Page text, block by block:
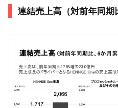
連結売上高（対前年同期